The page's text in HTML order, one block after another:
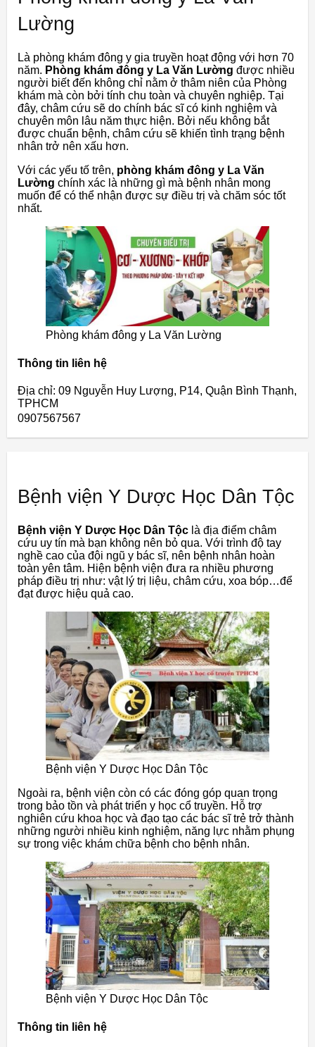
Lường
Là phòng khám đông y gia truyền hoạt động với hơn 70
năm. Phòng khám đông y La Văn Lường được nhiều
người biết đến không chỉ nằm ở thâm niên của Phòng
khám mà còn bởi tính chu toàn và chuyên nghiệp. Tại
đây, châm cứu sẽ do chính bác sĩ có kinh nghiệm và
chuyên môn lâu năm thực hiện. Bởi nếu không bắt
được chuẩn bệnh, châm cứu sẽ khiến tình trạng bệnh
nhân trở nên xấu hơn.
Với các yếu tố trên, phòng khám đông y La Văn
Lường chính xác là những gì mà bệnh nhân mong
muốn để có thể nhận được sự điều trị và chăm sóc tốt
nhất.
Phòng khám đông y La Văn Lường
Thông tin liên hệ
Địa chỉ: 09 Nguyễn Huy Lượng, P14, Quận Bình Thạnh,
TPHCM
0907567567
Bệnh viện Y Dược Học Dân Tộc
Bệnh viện Y Dược Học Dân Tộc là địa điểm châm
cứu uy tín mà bạn không nên bỏ qua. Với trình độ tay
nghề cao của đội ngũ y bác sĩ, nên bệnh nhân hoàn
toàn yên tâm. Hiện bệnh viện đưa ra nhiều phương
pháp điều trị như: vật lý trị liệu, châm cứu, xoa bóp…để
đạt được hiệu quả cao.
Bệnh viện Y Dược Học Dân Tộc
Ngoài ra, bệnh viện còn có các đóng góp quan trọng
trong bảo tồn và phát triển y học cổ truyền. Hỗ trợ
nghiên cứu khoa học và đạo tạo các bác sĩ trẻ trở thành
những người nhiều kinh nghiệm, năng lực nhằm phụng
sự trong việc khám chữa bệnh cho bệnh nhân.
Bệnh viện Y Dược Học Dân Tộc
Thông tin liên hệ